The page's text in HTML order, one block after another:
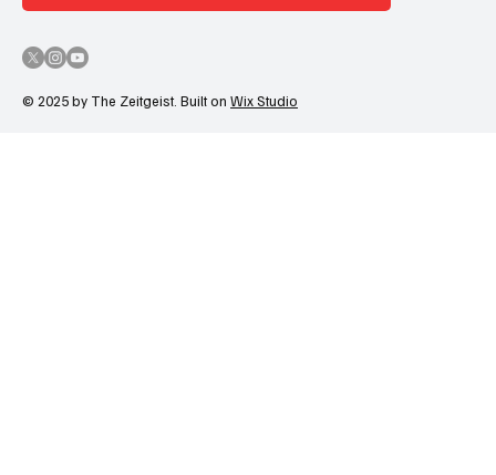
© 2025 by The Zeitgeist. Built on Wix Studio